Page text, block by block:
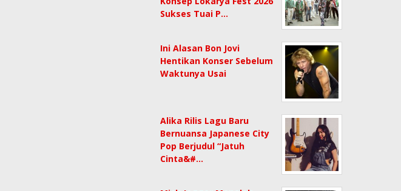
Sukses Tuai P…
Ini Alasan Bon Jovi
Hentikan Konser Sebelum
Waktunya Usai
Alika Rilis Lagu Baru
Bernuansa Japanese City
Pop Berjudul “Jatuh
Cinta&#…